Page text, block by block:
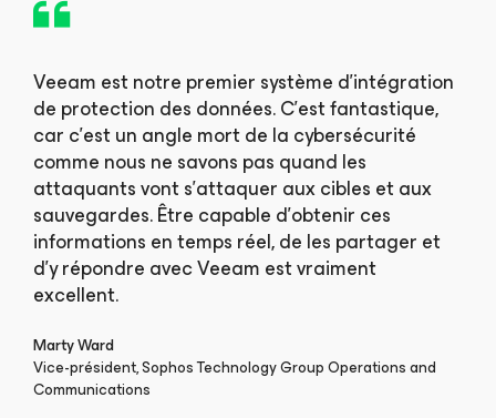
Veeam est notre premier système d'intégration
de protection des données. C’est fantastique,
car c’est un angle mort de la cybersécurité
comme nous ne savons pas quand les
attaquants vont s’attaquer aux cibles et aux
sauvegardes. Être capable d’obtenir ces
informations en temps réel, de les partager et
d’y répondre avec Veeam est vraiment
excellent.
Marty Ward
Vice-président, Sophos Technology Group Operations and
Communications